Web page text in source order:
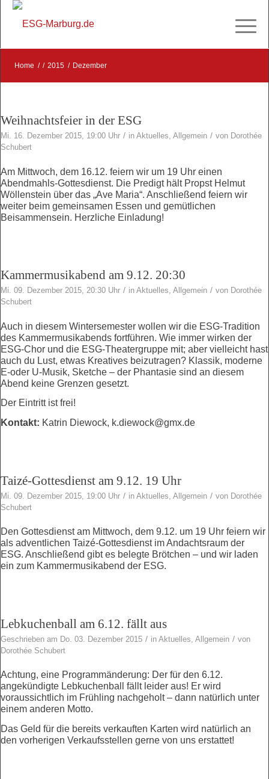
Home / / 2015 / Dezember
Weihnachtsfeier in der ESG
Mi. 16. Dezember 2015, 19:00 Uhr / in Aktuelles, Allgemein / von Dorothée
Schubert
Am Mittwoch, dem 16.12. feiern wir um 19 Uhr einen
Abendmahls-Gottesdienst. Die Predigt hält Propst Helmut
Wöllenstein über das „Ave Maria“. Anschließend feiern wir
weiter beim gemeinsamen Essen und gemütlichen
Beisammensein. Herzliche Einladung!
Kammermusikabend am 9.12. 20:30
Mi. 09. Dezember 2015, 20:30 Uhr / in Aktuelles, Allgemein / von Dorothée
Schubert
Auch in diesem Wintersemester wollen wir die ESG-Tradition
des Kammermusikabends fortführen. Wie immer wirken der
ESG-Chor und die ESG-Theatergruppe mit; aber vielleicht hast
auch du Lust, etwas Kreatives beizutragen? Klassik, moderne
E-oder U-Musik, Sketche – der Phantasie sind an diesem
Abend keine Grenzen gesetzt.
Der Eintritt ist frei!
Kontakt: Katrin Diewock, k.diewock@gmx.de
Taizé-Gottesdienst am 9.12. 19 Uhr
Mi. 09. Dezember 2015, 19:00 Uhr / in Aktuelles Allgemein / von Dorothée
Schubert
Den Gottesdienst am Mittwoch, dem 9.12. um 19 Uhr feiern wir
als adventlichen Taizé-Gottesdienst im Andachtsraum der
ESG. Anschließend gibt es belegte Brötchen – und wir laden
ein zum Kammermusikabend der ESG.
Lebkuchenball am 6.12. fällt aus
Geschrieben am Do. 03. Dezember 2015 / in Aktuelles Allgemein / von
Dorothée Schubert
Achtung, eine Programmänderung: Der für den 6.12.
angekündigte Lebkuchenball fällt leider aus! Er wird
voraussichtlich im Frühling nachgeholt – dann natürlich unter
einem anderen Motto.
Das Geld für die bereits verkauften Karten wird natürlich an
den vorherigen Verkaufsstellen gerne von uns erstattet!